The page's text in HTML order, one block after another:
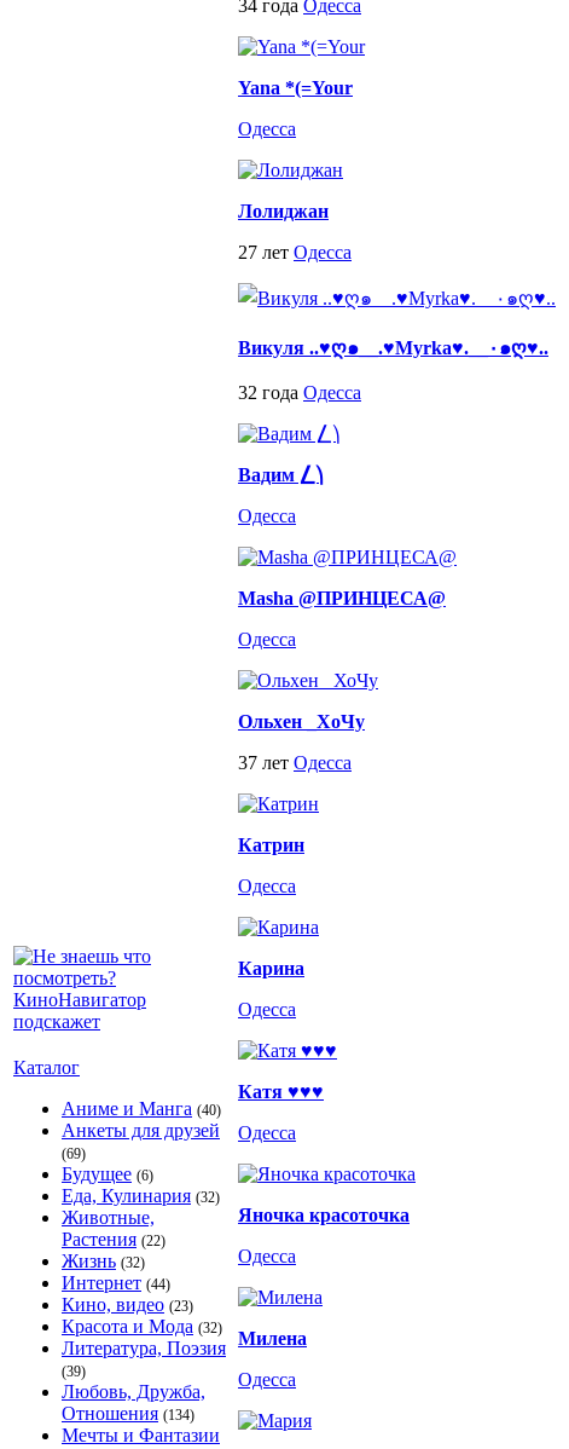
Каталог
Аниме и Манга (40)
Анкеты для друзей
(69)
Будущее (6)
Еда, Кулинария (32)
Животные,
Растения (22)
Жизнь (32)
Интернет (44)
Кино, видео (23)
Красота и Мода (32)
Литература, Поэзия
(39)
Любовь, Дружба,
Отношения (134)
Мечты и Фантазии
34 года Одесса
Yana *(=Your
Одесса
Лолиджан
27 лет Одесса
Викуля ..♥ღ๑__.♥Myrka♥.__٠๑ღ♥..
32 года Одесса
Вадим ⎳⎞
Одесса
Masha @ПРИНЦЕСА@
Одесса
Ольхен _ХоЧу
37 лет Одесса
Катрин
Одесса
Карина
Одесса
Катя ♥♥♥
Одесса
Яночка красоточка
Одесса
Милена
Одесса